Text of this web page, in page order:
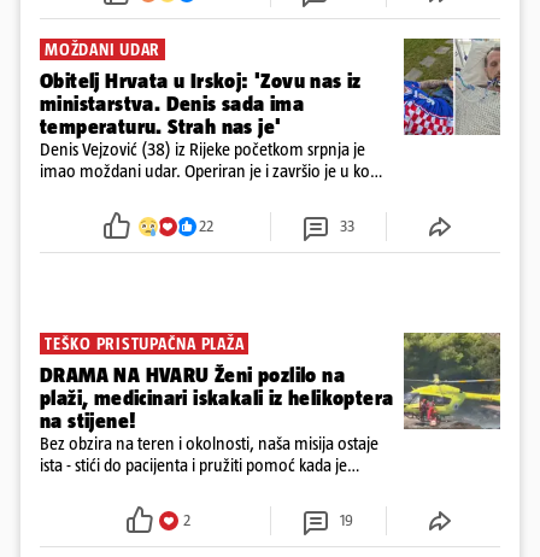
MOŽDANI UDAR
Obitelj Hrvata u Irskoj: 'Zovu nas iz
ministarstva. Denis sada ima
temperaturu. Strah nas je'
Denis Vejzović (38) iz Rijeke početkom srpnja je
imao moždani udar. Operiran je i završio je u komi.
tamošnji liječnici ne vjeruju u oporavak: 'Imamo
22 33
TEŠKO PRISTUPAČNA PLAŽA
DRAMA NA HVARU Ženi pozlilo na
plaži, medicinari iskakali iz helikoptera
na stijene!
Bez obzira na teren i okolnosti, naša misija ostaje
ista - stići do pacijenta i pružiti pomoć kada je
2 19